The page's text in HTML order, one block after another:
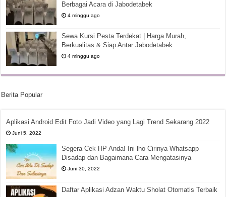
Berbagai Acara di Jabodetabek
4 minggu ago
Sewa Kursi Pesta Terdekat | Harga Murah,
Berkualitas & Siap Antar Jabodetabek
4 minggu ago
Berita Popular
Aplikasi Android Edit Foto Jadi Video yang Lagi Trend Sekarang 2022
Juni 5, 2022
Segera Cek HP Anda! Ini lho Cirinya Whatsapp
Disadap dan Bagaimana Cara Mengatasinya
Juni 30, 2022
Daftar Aplikasi Adzan Waktu Sholat Otomatis Terbaik